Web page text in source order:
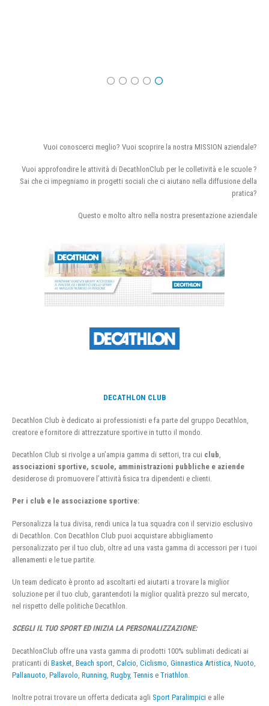
Vuoi conoscerci meglio? Vuoi scoprire la nostra MISSION aziendale?
Vuoi approfondire le attività di DecathlonClub per le colletività e le scuole ?
Sai che ci impegniamo in progetti sociali che ci aiutano nella diffusione della
pratica?
Questo e molto altro nella nostra presentazione aziendale
DECATHLON CLUB
Decathlon Club è dedicato ai professionisti e fa parte del gruppo Decathlon,
creatore e fornitore di attrezzature sportive in tutto il mondo.
Decathlon Club si rivolge a un’ampia gamma di settori, tra cui club
associazioni sportive, scuole, amministrazioni pubbliche e aziende
desiderose di promuovere l’attività fisica tra dipendenti e clienti.
Per i club e le associazione sportive:
Personalizza la tua divisa, rendi unica la tua squadra con il servizio esclusivo
di Decathlon. Con Decathlon Club puoi acquistare abbigliamento
personalizzato per il tuo club, oltre ad una vasta gamma di accessori per i tuoi
allenamenti e le tue partite.
Un team dedicato è pronto ad ascoltarti ed aiutarti a trovare la miglior
soluzione per il tuo club, garantendoti la miglior qualità prezzo sul mercato,
nel rispetto delle politiche Decathlon.
SCEGLI IL TUO SPORT ED INIZIA LA PERSONALIZZAZIONE:
DecathlonClub offre una vasta gamma di prodotti 100% sublimati dedicati ai
praticanti di Basket Beach sport Calcio Ciclismo Ginnastica Artistica Nuoto
Pallanuoto Pallavolo Running Rugby, Tennis e Triathlon
Inoltre potrai trovare un offerta dedicata agli Sport Paralimpici e alle